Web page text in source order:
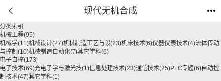
现代无机合成
分类索引
机械工程(95)
机械学(11)机械设计(27)机械制造工艺与设(23)机床技术(6)仪器仪表技术(4)流体传动
与控制 (10)机械制造自动化(7)其它学科(6)
电子自控(173)
电子技术(69)光电子学与激光技(1)信息处理技术(23)通信技术(25)PLC专题(6) 自动控
制技术(47)其它学科(1)